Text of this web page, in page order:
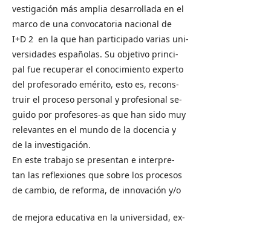
vestigación más amplia desarrollada en el
marco de una convocatoria nacional de
I+D 2 en la que han participado varias uni-
versidades españolas. Su objetivo princi-
pal fue recuperar el conocimiento experto
del profesorado emérito, esto es, recons-
truir el proceso personal y profesional se-
guido por profesores-as que han sido muy
relevantes en el mundo de la docencia y
de la investigación.
En este trabajo se presentan e interpre-
tan las reflexiones que sobre los procesos
de cambio, de reforma, de innovación y/o
de mejora educativa en la universidad, ex-